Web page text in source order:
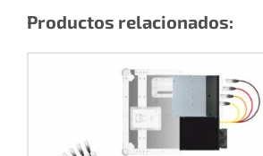
Productos relacionados: